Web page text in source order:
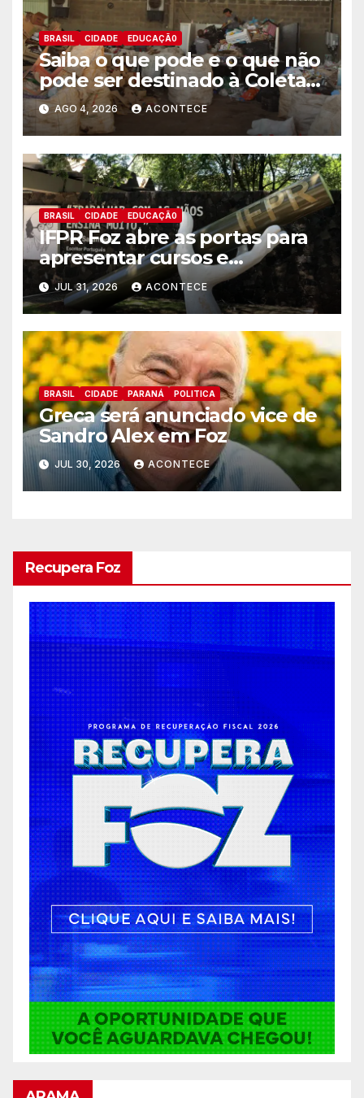
BRASIL CIDADE EDUCAÇÃ0
Saiba o que pode e o que não
pode ser destinado à Coleta
Seletiva de Recicláveis
AGO 4, 2026 ACONTECE
BRASIL CIDADE EDUCAÇÃ0
IFPR Foz abre as portas para
apresentar cursos e
esclarecer dúvidas sobre
Processo Seletivo 2027
JUL 31, 2026 ACONTECE
BRASIL CIDADE PARANÁ POLITICA
Greca será anunciado vice de
Sandro Alex em Foz
JUL 30, 2026 ACONTECE
Recupera Foz